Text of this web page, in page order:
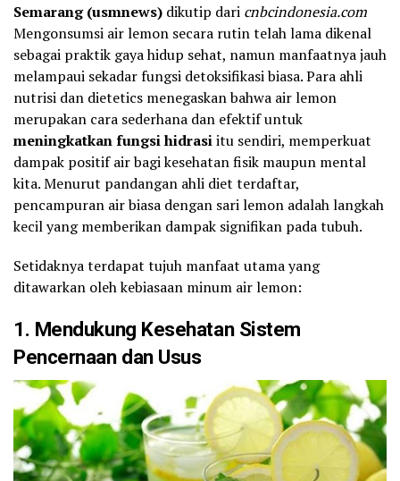
Semarang (usmnews) dikutip dari cnbcindonesia.com
Mengonsumsi air lemon secara rutin telah lama dikenal
sebagai praktik gaya hidup sehat, namun manfaatnya jauh
melampaui sekadar fungsi detoksifikasi biasa. Para ahli
nutrisi dan dietetics menegaskan bahwa air lemon
merupakan cara sederhana dan efektif untuk
meningkatkan fungsi hidrasiitu sendiri, memperkuat
dampak positif air bagi kesehatan fisik maupun mental
kita. Menurut pandangan ahli diet terdaftar,
pencampuran air biasa dengan sari lemon adalah langkah
kecil yang memberikan dampak signifikan pada tubuh.
Setidaknya terdapat tujuh manfaat utama yang
ditawarkan oleh kebiasaan minum air lemon:
1. Mendukung Kesehatan Sistem
Pencernaan dan Usus